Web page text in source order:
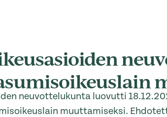
neuvottelukunta luovutti
muuttamiseksi.